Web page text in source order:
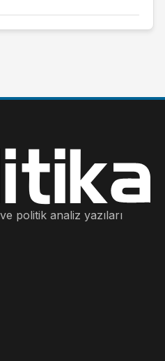
politik analiz yazıları